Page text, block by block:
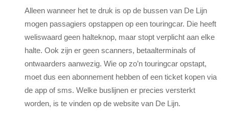
Alleen wanneer het te druk is op de bussen van De Lijn
mogen passagiers opstappen op een touringcar. Die heeft
weliswaard geen halteknop, maar stopt verplicht aan elke
halte. Ook zijn er geen scanners, betaalterminals of
ontwaarders aanwezig. Wie op zo’n touringcar opstapt,
moet dus een abonnement hebben of een ticket kopen via
de app of sms. Welke buslijnen er precies versterkt
worden, is te vinden op de website van De Lijn.